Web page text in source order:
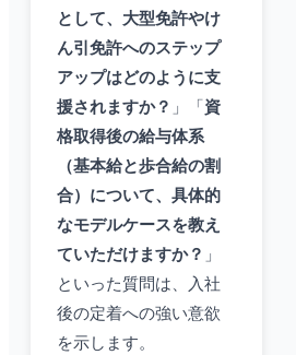
として、大型免許やけ
ん引免許へのステップ
アップはどのように支
援されますか？ 」「 資
格取得後の給与体系
（基本給と歩合給の割
合）について、具体的
なモデルケースを教え
ていただけますか？ 」
といった質問は、入社
後の定着への強い意欲
を示します。